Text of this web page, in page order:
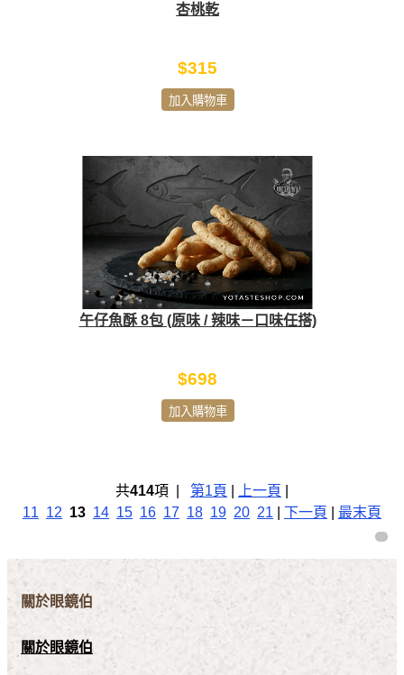
杏桃乾
$315
加入購物車
午仔魚酥 8包 (原味 / 辣味－口味任搭)
$698
加入購物車
共414項 | 第1頁 上一頁
11 12 13 14 15 16 17 18 19 20 21 下一頁 最末頁
關於眼鏡伯
關於眼鏡伯